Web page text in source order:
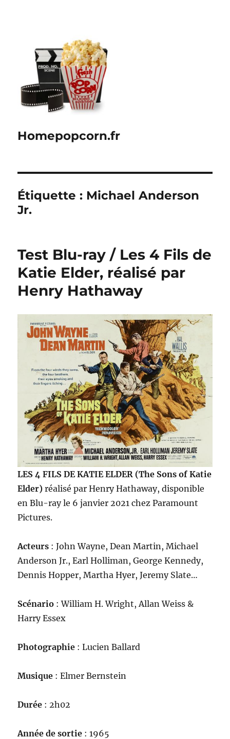
Homepopcorn.fr
Étiquette : Michael Anderson
Jr.
Test Blu-ray / Les 4 Fils de
Katie Elder, réalisé par
Henry Hathaway
LES 4 FILS DE KATIE ELDER (The Sons of Katie
Elder) réalisé par Henry Hathaway, disponible
en Blu-ray le 6 janvier 2021 chez Paramount
Pictures.
Acteurs : John Wayne, Dean Martin, Michael
Anderson Jr., Earl Holliman, George Kennedy,
Dennis Hopper, Martha Hyer, Jeremy Slate…
Scénario : William H. Wright, Allan Weiss &
Harry Essex
Photographie : Lucien Ballard
Musique : Elmer Bernstein
Durée : 2h02
Année de sortie : 1965